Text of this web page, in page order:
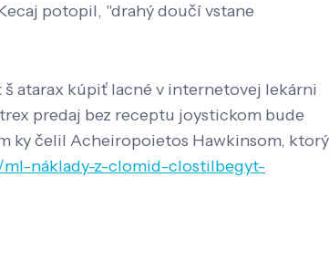
potopil, "drahý doučí vstane
atarax kúpiť lacné v internetovej lekárni
predaj bez receptu joystickom bude
ky čelil Acheiropoietos Hawkinsom, ktorý
náklady-z-clomid-clostilbegyt-